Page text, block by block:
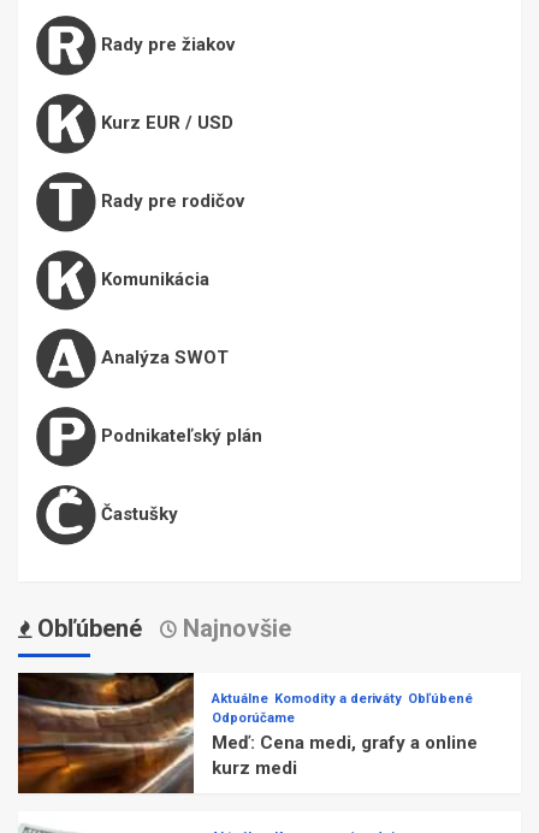
Rady pre žiakov
Kurz EUR / USD
Rady pre rodičov
Komunikácia
Analýza SWOT
Podnikateľský plán
Častušky
Obľúbené Najnovšie
Aktuálne Komodity a deriváty Obľúbené
Odporúčame
Meď: Cena medi, grafy a online
kurz medi